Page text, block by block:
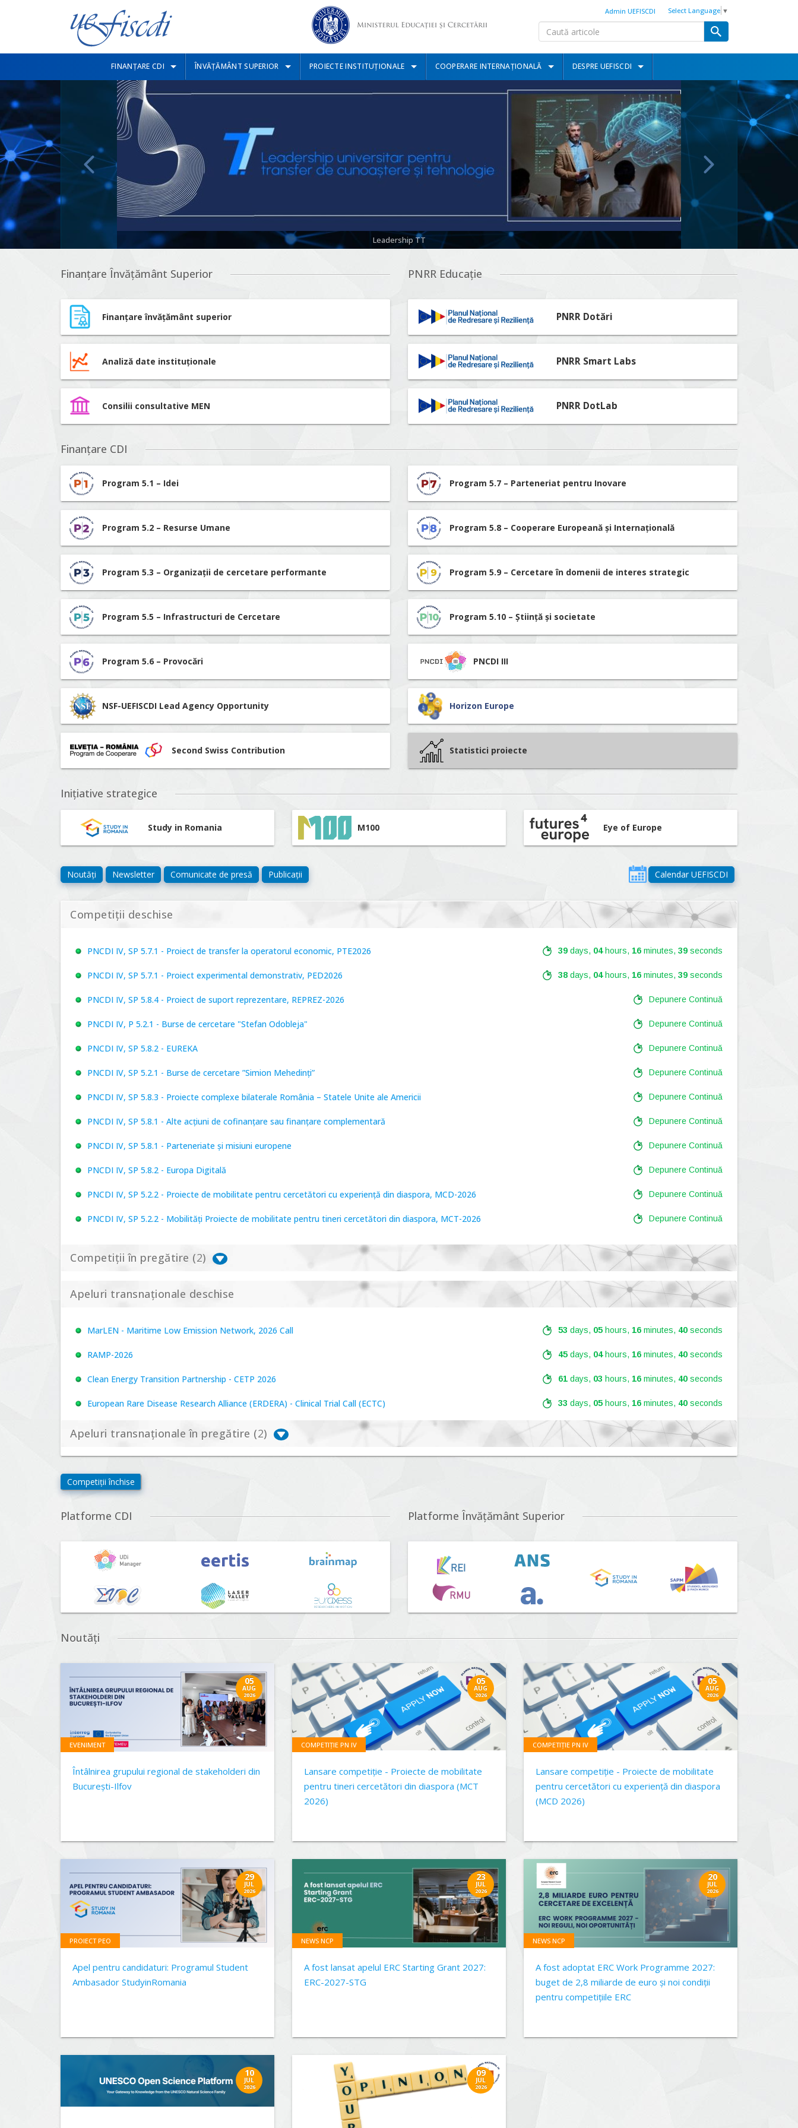
Select Language ▼
Admin UEFISCDI
FINANȚARE CDI ÎNVĂȚĂMÂNT SUPERIOR PROIECTE INSTITUȚIONALE COOPERARE INTERNAȚIONALĂ DESPRE UEFISCDI
Leadership TT
Finanțare Învățământ Superior
Finanțare învățământ superior
Analiză date instituționale
Consilii consultative MEN
PNRR Educație
PNRR Dotări
PNRR Smart Labs
PNRR DotLab
Finanțare CDI
Program 5.1 – Idei
Program 5.2 – Resurse Umane
Program 5.3 – Organizații de cercetare performante
Program 5.5 – Infrastructuri de Cercetare
Program 5.6 – Provocări
Program 5.7 – Parteneriat pentru Inovare
Program 5.8 – Cooperare Europeană și Internațională
Program 5.9 – Cercetare în domenii de interes strategic
Program 5.10 – Știință și societate
PNCDI III
NSF-UEFISCDI Lead Agency Opportunity Horizon Europe
Second Swiss Contribution Statistici proiecte
Inițiative strategice
Study in Romania M100 Eye of Europe
Noutăți Newsletter Comunicate de presă Publicații Calendar UEFISCDI
Competiții deschise
PNCDI IV, SP 5.7.1 - Proiect de transfer la operatorul economic, PTE2026 39days, 04hours, 16minutes, 38seconds
PNCDI IV, SP 5.7.1 - Proiect experimental demonstrativ, PED2026 38days, 04hours, 16minutes, 38seconds
PNCDI IV, SP 5.8.4 - Proiect de suport reprezentare, REPREZ-2026 Depunere Continuă
PNCDI IV, P 5.2.1 - Burse de cercetare "Stefan Odobleja" Depunere Continuă
PNCDI IV, SP 5.8.2 - EUREKA Depunere Continuă
PNCDI IV, SP 5.2.1 - Burse de cercetare ”Simion Mehedinți” Depunere Continuă
PNCDI IV, SP 5.8.3 - Proiecte complexe bilaterale România – Statele Unite ale Americii Depunere Continuă
PNCDI IV, SP 5.8.1 - Alte acțiuni de cofinanțare sau finanțare complementară Depunere Continuă
PNCDI IV, SP 5.8.1 - Parteneriate și misiuni europene Depunere Continuă
PNCDI IV, SP 5.8.2 - Europa Digitală Depunere Continuă
PNCDI IV, SP 5.2.2 - Proiecte de mobilitate pentru cercetători cu experiență din diaspora, MCD-2026 Depunere Continuă
PNCDI IV, SP 5.2.2 - Mobilități Proiecte de mobilitate pentru tineri cercetători din diaspora, MCT-2026 Depunere Continuă
Competiții în pregătire (2)
PNCDI IV, P 5.1 - Proiecte Complexe de Cercetare de Frontieră, PCCF-2024
Apeluri transnaționale deschise
MarLEN - Maritime Low Emission Network, 2026 Call 53 days, 05hours, 16minutes, 39seconds
RAMP-2026 45days, 04hours, 16minutes, 39seconds
Clean Energy Transition Partnership - CETP 2026 61days, 03 hours, 16minutes, 39seconds
European Rare Disease Research Alliance (ERDERA) - Clinical Trial Call (ECTC) 33 days, 05hours, 16minutes, 39seconds
Apeluri transnaționale în pregătire (2)
viitoare", Competiția 2026
Driving Urban Transitions Partnership Call for proposals n°5 (DUT-2026)
Competiții închise
Platforme CDI Platforme Învățământ Superior
Noutăți
05
AUG
2026
EVENIMENT
Întâlnirea grupului regional de stakeholderi din
București-Ilfov
05
AUG
2026
COMPETIȚIE PN IV
Lansare competiție - Proiecte de mobilitate
pentru tineri cercetători din diaspora (MCT
2026)
05
AUG
2026
COMPETIȚIE PN IV
Lansare competiție - Proiecte de mobilitate
pentru cercetători cu experiență din diaspora
(MCD 2026)
29
JUL
2026
PROIECT PEO
Apel pentru candidaturi: Programul Student
Ambasador StudyinRomania
23
JUL
2026
NEWS NCP
A fost lansat apelul ERC Starting Grant 2027:
ERC-2027-STG
20
JUL
2026
NEWS NCP
A fost adoptat ERC Work Programme 2027:
buget de 2,8 miliarde de euro și noi condiții
pentru competițiile ERC
10
JUL
2026
09
JUL
2026